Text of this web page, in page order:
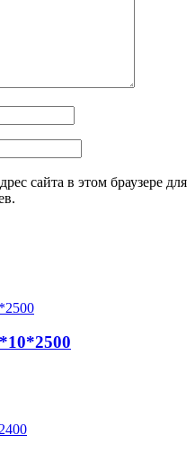
сайта в этом браузере для